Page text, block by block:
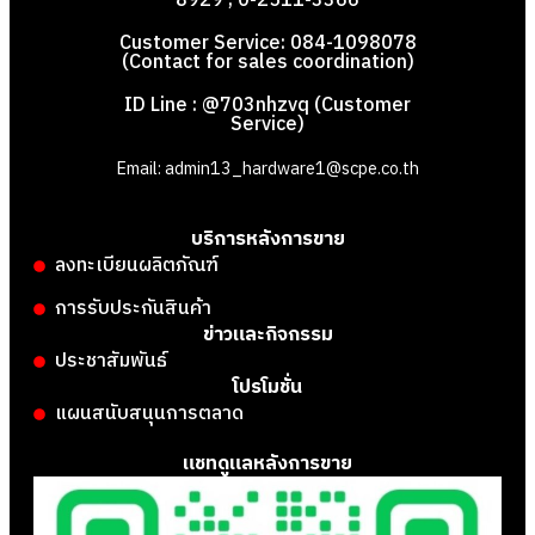
Customer Service: 084-1098078
(Contact for sales coordination)
ID Line : @703nhzvq (Customer
Service)
Email: admin13_hardware1@scpe.co.th
บริการหลังการขาย
ลงทะเบียนผลิตภัณฑ์
การรับประกันสินค้า
ข่าวและกิจกรรม
ประชาสัมพันธ์
โปรโมชั่น
แผนสนับสนุนการตลาด
แชทดูแลหลังการขาย